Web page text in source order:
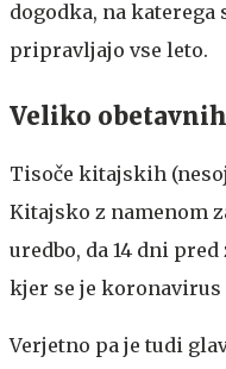
dogodka, na katerega
pripravljajo vse leto.
Veliko
Tisoče kitajskih
Kitajsko z namenom
uredbo, da 14 dni
kjer se je
Verjetno pa je tudi